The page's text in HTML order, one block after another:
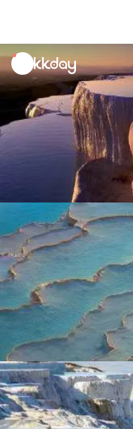
unread
notifications